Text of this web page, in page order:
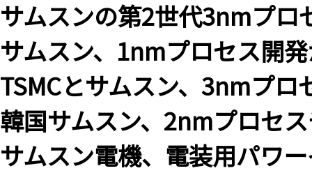
サムスンの第2世代3nmプロ
サムスン、1nmプロセス開
TSMCとサムスン、3nmプ
韓国サムスン、2nmプロセ
サムスン電機、電装用パワ